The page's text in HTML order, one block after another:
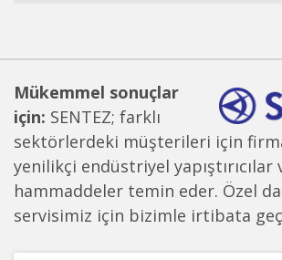
Mükemmel sonuçlar
için: SENTEZ; farklı
sektörlerdeki müşterileri için
yenilikçi endüstriyel yapıştırıcılar
hammaddeler temin eder. Özel
servisimiz için bizimle irtibata